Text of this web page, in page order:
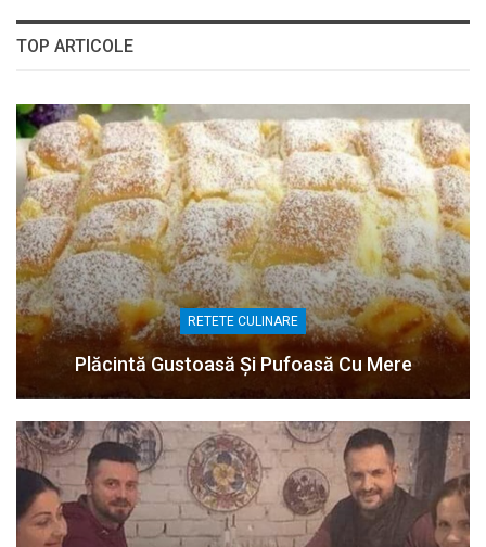
TOP ARTICOLE
RETETE CULINARE
Plăcintă Gustoasă Și Pufoasă Cu Mere